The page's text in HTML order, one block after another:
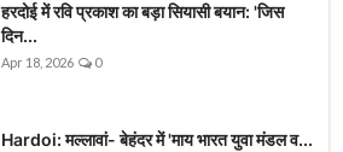
हरदोई में रवि प्रकाश का बड़ा सियासी बयान: 'जिस
दिन...
Apr 18, 2026 0
Hardoi: मल्लावां- बेहंदर में 'माय भारत युवा मंडल व...